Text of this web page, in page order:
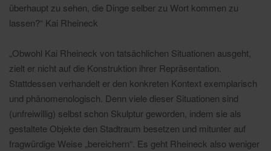
überhaupt zu sehen, die Dinge selber zu Wort kommen zu
lassen?“ Kai Rheineck
„Obwohl Kai Rheineck von tatsächlichen Situationen ausgeht,
zielt er nicht auf die Konstruktion ihrer Repräsentation.
Stattdessen verhandelt er den konkreten Kontext exemplarisch
und phänomenologisch. Denn viele dieser Situationen sind
(unfreiwillig) selbst schon Skulptur geworden, indem sie als
gestaltete Objekte den Stadtraum besetzen und mitunter auf
fragwürdige Weise „bereichern“. Es geht Rheineck also weniger